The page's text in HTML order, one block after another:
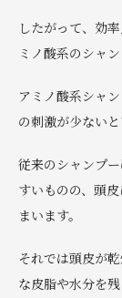
したがって、効
ミノ酸系のシャ
アミノ酸系シャ
の刺激が少ないと
従来のシャンプ
すいものの、頭
まいます。
それでは頭皮が
な皮脂や水分を